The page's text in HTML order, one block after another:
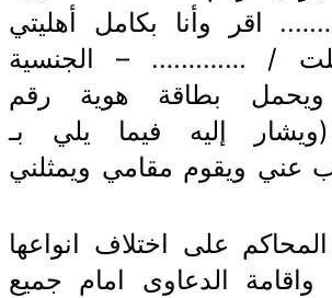
اقر وأنا بكامل أهليتي
/ …………. – الجنسية
بطاقة هوية رقم
إليه فيما يلي بـ
عني ويقوم مقامي ويمثلني
على اختلاف انواعها
واقامة الدعاوى امام جميع